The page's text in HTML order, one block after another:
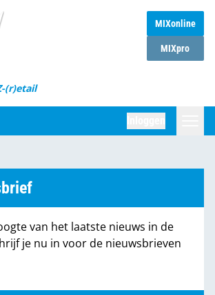
MIXonline
MIXpro
(r)etail
van het laatste nieuws in de
je nu in voor de nieuwsbrieven